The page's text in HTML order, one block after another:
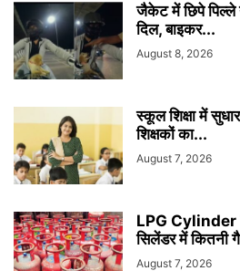
जैकेट में छिपे पिल्ले
दिल, बाइकर...
August 8, 2026
स्कूल शिक्षा में
शिक्षकों का...
August 7, 2026
LPG Cylinder
सिलेंडर में कितनी
August 7, 2026